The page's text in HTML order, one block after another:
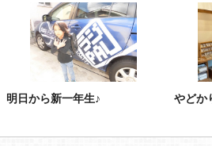
明日から新一年生♪ やどか